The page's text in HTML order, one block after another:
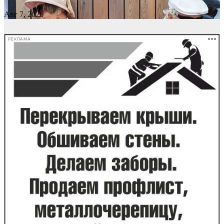
Авг 7, 2026
РЕКЛАМА